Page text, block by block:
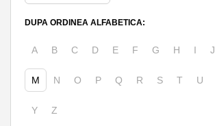
DUPA ORDINEA ALFABETICA:
A B C D E F G H I J
M N O P Q R S T U
Y Z